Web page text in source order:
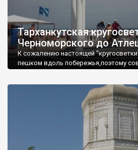
Тарханкутская
Черноморского до
К сожалению настоящей
пешком вдоль побережья,поэтому